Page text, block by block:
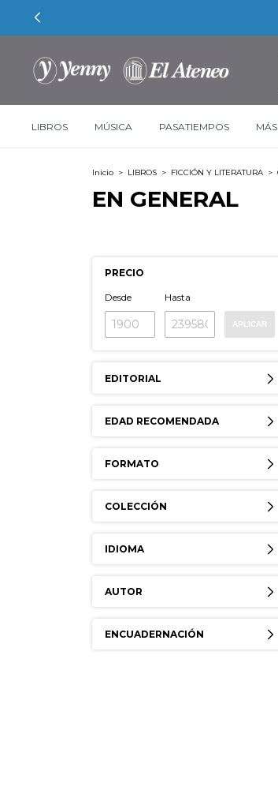
LIBROS MÚSICA PASATIEMPOS
Inicio > LIBROS > FICCIÓN Y LITERATURA >
EN GENERAL
PRECIO
Desde Hasta
APLICAR
EDITORIAL
EDAD RECOMENDADA
FORMATO
COLECCIÓN
IDIOMA
AUTOR
ENCUADERNACIÓN